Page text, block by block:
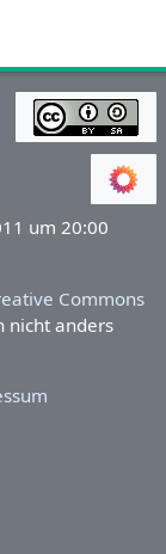
um 20:00
Commons
nicht anders